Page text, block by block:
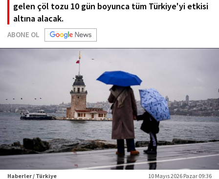
gelen çöl tozu 10 gün boyunca tüm Türkiye'yi etkisi
altına alacak.
ABONE OL
Haberler / Türkiye 10 Mayıs 2026 Pazar 09:36